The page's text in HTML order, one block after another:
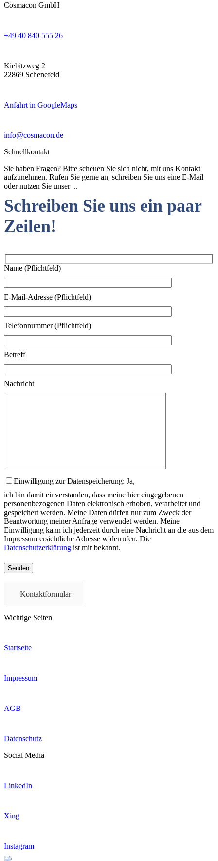
Cosmacon GmbH
+49 40 840 555 26
Kiebitzweg 2
22869 Schenefeld
Anfahrt in GoogleMaps
info@cosmacon.de
Schnellkontakt
Sie haben Fragen? Bitte scheuen Sie sich nicht, mit uns Kontakt
aufzunehmen. Rufen Sie gerne an, schreiben Sie uns eine E-Mail
oder nutzen Sie unser ...
Schreiben Sie uns ein paar
Zeilen!
Name (Pflichtfeld)
E-Mail-Adresse (Pflichtfeld)
Telefonnummer (Pflichtfeld)
Betreff
Nachricht
Einwilligung zur Datenspeicherung: Ja,
ich bin damit einverstanden, dass meine hier eingegebenen
personenbezogenen Daten elektronisch erhoben, verarbeitet und
gespeichert werden. Meine Daten dürfen nur zum Zweck der
Beantwortung meiner Anfrage verwendet werden. Meine
Einwilligung kann ich jederzeit durch eine Nachricht an die aus dem
Impressum ersichtliche Adresse widerrufen. Die
Datenschutzerklärung ist mir bekannt.
Please
leave
empty.Kontaktformular
Wichtige Seiten
Startseite
Impressum
AGB
Datenschutz
Social Media
LinkedIn
Xing
Instagram